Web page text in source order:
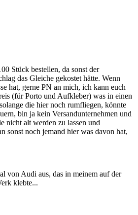
Stück bestellen, da sonst der
das Gleiche gekostet hätte. Wenn
hat, gerne PN an mich, ich kann euch
(für Porto und Aufkleber) was in einen
die hier noch rumfliegen, könnte
bin ja kein Versandunternehmen und
nicht alt werden zu lassen und
sonst noch jemand hier was davon hat,
von Audi aus, das in meinem auf der
klebte...